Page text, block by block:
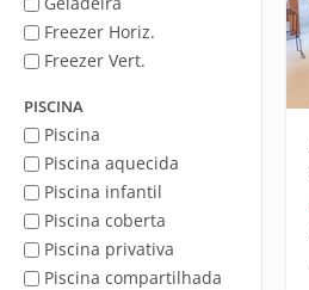
Freezer Horiz.
Freezer Vert.
PISCINA
Piscina
Piscina aquecida
Piscina infantil
Piscina coberta
Piscina privativa
Piscina compartilhada